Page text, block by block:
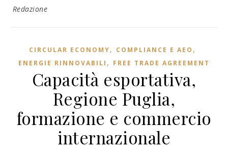
Redazione
CIRCULAR ECONOMY, COMPLIANCE E AEO ,
ENERGIE RINNOVABILI , FREE TRADE AGREEMENT
Capacità esportativa,
Regione Puglia,
formazione e commercio
internazionale